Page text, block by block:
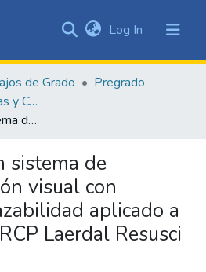
&
Collections
Statistics
Log In (current)
de Grado
Pregrado
Ingeniería de Sistemas y Computación
Prototipo de un sistema de retroalimentación visual con monitoreo y trazabilidad aplicado a un maniquí de RCP Laerdal Resusci Anne
sistema de
visual con
aplicado a
Laerdal Resusci